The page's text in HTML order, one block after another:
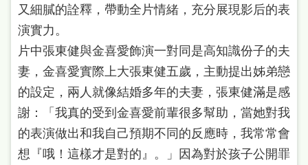
又細膩的詮釋，帶動全片情緒，充分展現影后的表
演實力。
片中張東健與金喜愛飾演一對同是高知識份子的夫
妻，金喜愛實際上大張東健五歲，主動提出姊弟戀
的設定，兩人就像結婚多年的夫妻，張東健滿是感
謝：「我真的受到金喜愛前輩很多幫助，當她對我
的表演做出和我自己預期不同的反應時，我常常會
想『哦！這樣才是對的』。」因為對於孩子公開罪